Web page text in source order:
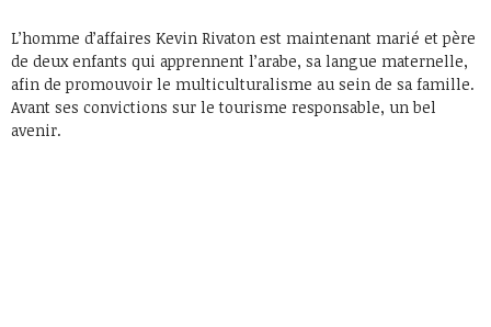
L’homme d’affaires Kevin Rivaton est maintenant marié et père
de deux enfants qui apprennent l’arabe, sa langue maternelle,
afin de promouvoir le multiculturalisme au sein de sa famille.
Avant ses convictions sur le tourisme responsable, un bel
avenir.